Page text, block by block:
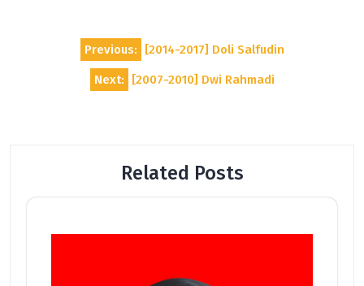
navigation
Previous: [2014-2017] Doli Salfudin
Next: [2007-2010] Dwi Rahmadi
Related Posts